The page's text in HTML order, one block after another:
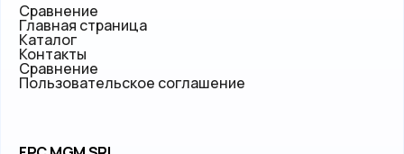
Сравнение
Главная страница
Каталог
Контакты
Сравнение
Пользовательское соглашение